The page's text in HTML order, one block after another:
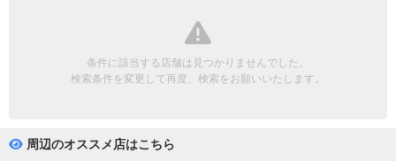
団体様歓迎
ペアルームあり
条件に該当する店舗は見つかりませんでした。
検索条件を変更して再度、検索をお願いいたします。
周辺のオススメ店はこちら